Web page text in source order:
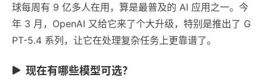
球每周有 9 亿多人在用，算是最普及的 AI 应用之一。今
年 3 月，OpenAI 又给它来了个大升级，特别是推出了 G
PT-5.4 系列，让它在处理复杂任务上更靠谱了。
现在有哪些模型可选？